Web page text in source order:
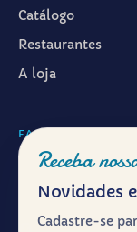
Catálogo
Restaurantes
A loja
FALAR CONOSCO
WhatsApp ·(11)
Instagram ·
Receba
Novidades
Cadastre-se